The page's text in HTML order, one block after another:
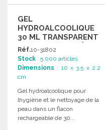
GEL
HYDROALCOOLIQUE
30 ML TRANSPARENT
RECHARGEABLE À
PRIX DE GROS
Réf.10-31802
Stock : 5 000 articles
Dimensions : 10 x 3.5 x 2.2
cm
Gel hydroalcoolique pour
lhygiène et le nettoyage de la
peau dans un flacon
rechargeable de 30...